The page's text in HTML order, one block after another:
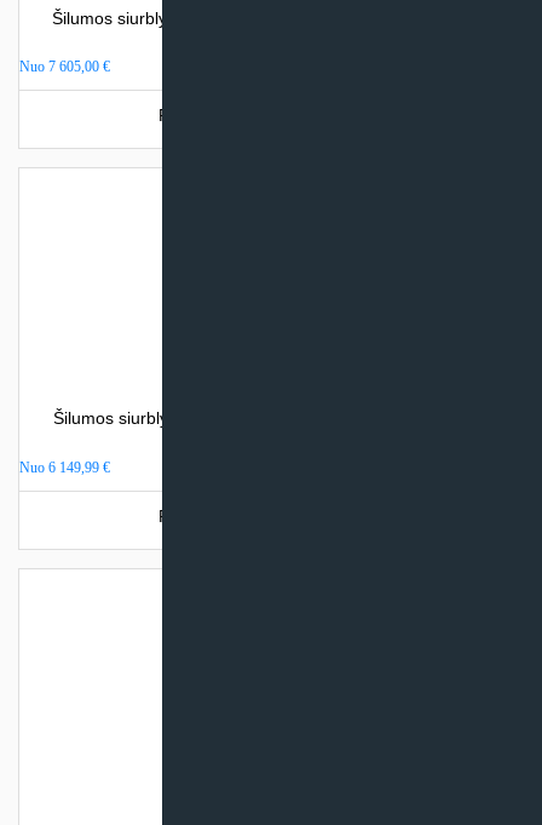
Šilumos siurblys oras – vanduo Atlantic ALFEA EXCELLIA
Nuo 7 605,00 €
Produkto šiuo metu neturime.
Šilumos siurblys oras – vanduo Atlantic ALFEA EXTENSA
Nuo 6 149,99 €
Produkto šiuo metu neturime.